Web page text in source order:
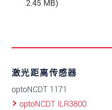
2.45 MB)
激光距离传感器
optoNCDT 1171
optoNCDT ILR3800